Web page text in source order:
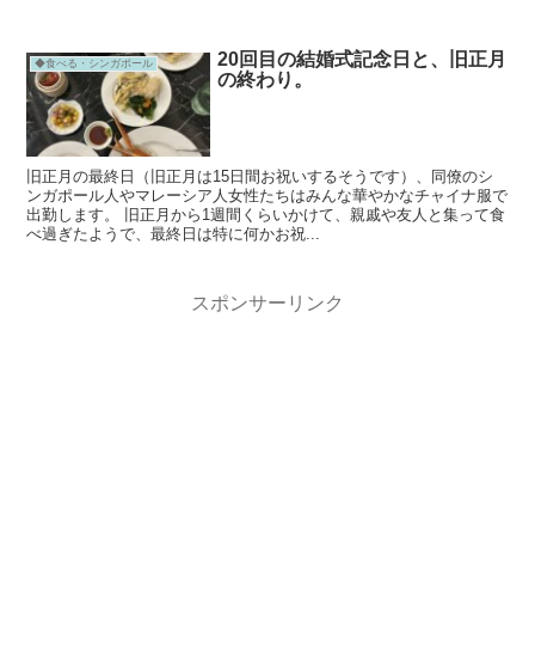
◆食べる・シンガポール
20回目の結婚式記念日と、旧正月
の終わり。
旧正月の最終日（旧正月は15日間お祝いするそうです）、同僚のシ
ンガポール人やマレーシア人女性たちはみんな華やかなチャイナ服で
出勤します。 旧正月から1週間くらいかけて、親戚や友人と集って食
べ過ぎたようで、最終日は特に何かお祝...
スポンサーリンク